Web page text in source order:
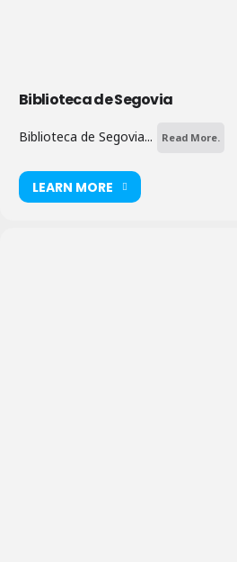
Biblioteca de Segovia
Biblioteca de Segovia... Read More.
LEARN MORE